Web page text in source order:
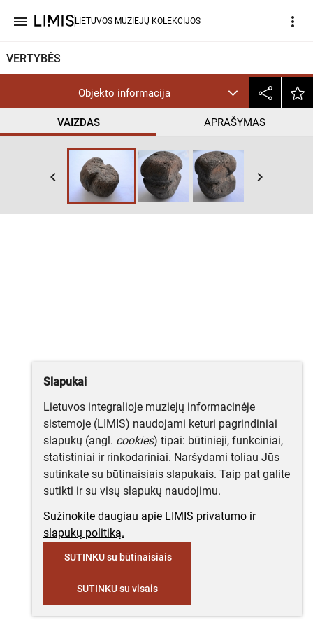
menu LIETUVOS MUZIEJŲ KOLEKCIJOS more_vert
VERTYBĖS
Objekto informacija
VAIZDAS APRAŠYMAS
keyboard_arrow_left keyboard_arrow_right
Slapukai
Lietuvos integralioje muziejų informacinėje
sistemoje (LIMIS) naudojami keturi pagrindiniai
slapukų (angl. cookies) tipai: būtinieji, funkciniai,
statistiniai ir rinkodariniai. Naršydami toliau Jūs
sutinkate su būtinaisiais slapukais. Taip pat galite
sutikti ir su visų slapukų naudojimu.
Sužinokite daugiau apie LIMIS privatumo ir
slapukų politiką.
SUTINKU su būtinaisiais
SUTINKU su visais